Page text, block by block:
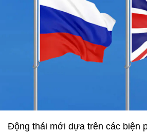
Động thái mới dựa trên các biện